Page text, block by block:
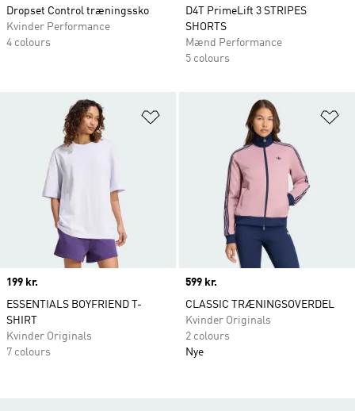
Dropset Control træningssko
Kvinder Performance
4 colours
D4T PrimeLift 3 STRIPES
SHORTS
Mænd Performance
5 colours
Føj til ønskeliste
Price
199 kr.
ESSENTIALS BOYFRIEND T-
SHIRT
Kvinder Originals
7 colours
Price
599 kr.
CLASSIC TRÆNINGSOVERDEL
Kvinder Originals
2 colours
Nye